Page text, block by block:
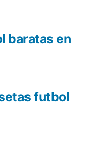
futbol
baratas en